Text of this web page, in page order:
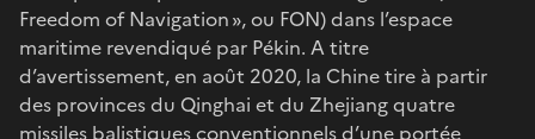
Freedom of Navigation », ou FON) dans l’espace
maritime revendiqué par Pékin. A titre
d’avertissement, en août 2020, la Chine tire à partir
des provinces du Qinghai et du Zhejiang quatre
missiles balistiques conventionnels d’une portée